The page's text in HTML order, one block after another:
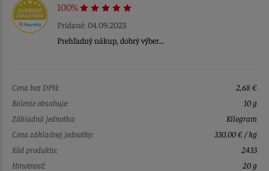
100%
Pridané: 04.09.2023
Prehľadný nákup, dobrý výber...
Cena bez DPH:
2,68 €
Balenie obsahuje:
10 g
Základná jednotka:
Kilogram
Cena základnej jednotky:
330,00 € / kg
Kód produktu:
2433
Hmotnosť:
20 g